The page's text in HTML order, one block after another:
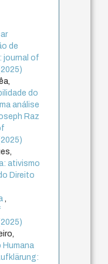
de
journal of
do
análise
Raz
ativismo
Direito
,
Humana